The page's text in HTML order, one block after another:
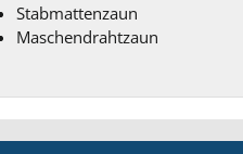
Stabmattenzaun
Maschendrahtzaun